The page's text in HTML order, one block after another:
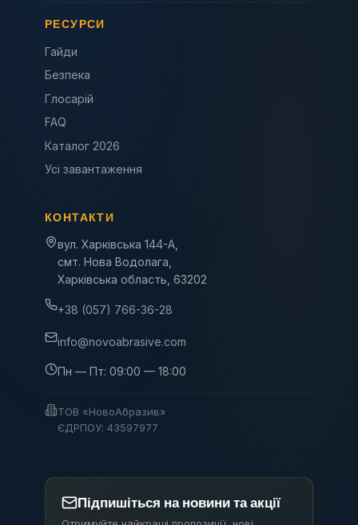
РЕСУРСИ
Гайди
Безпека
Глосарій
FAQ
Каталог 2026
Усі завантаження
КОНТАКТИ
вул. Харківська 144-А,
смт. Нова Водолага,
Харківська область, 63202
+38 (057) 766-36-28
info@novoabrasive.com
Пн — Пт: 09:00 — 18:00
ТОВ «НовоАбразив»
ЄДРПОУ: 43597977
Підпишіться на новини та акції